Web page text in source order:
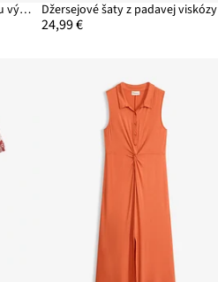
Košeľové šaty s dierkovanou výšivkou, z čistej bavlny Džersejové šaty z padavej viskózy
24,99 €